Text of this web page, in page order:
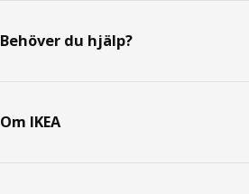
Behöver du hjälp?
Om IKEA